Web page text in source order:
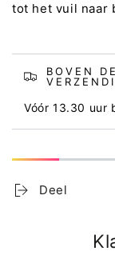
tot het vuil naar
BOVEN
Vóór 13.30 uur
Deel